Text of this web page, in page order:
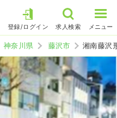
登録/ログイン 求人検索 メニュー
神奈川県 藤沢市 湘南藤沢